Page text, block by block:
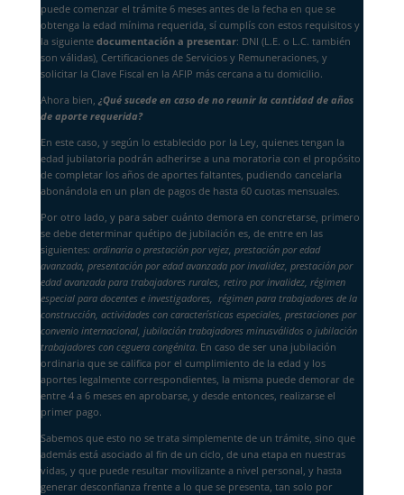
puede comenzar el trámite 6 meses antes de la fecha en que se
obtenga la edad mínima requerida, sí cumplís con estos requisitos y
la siguiente documentación a presentar: DNI (L.E. o L.C. también
son válidas), Certificaciones de Servicios y Remuneraciones, y
solicitar la Clave Fiscal en la AFIP más cercana a tu domicilio.
Ahora bien, ¿Qué sucede en caso de no reunir la cantidad de años
de aporte requerida?
En este caso, y según lo establecido por la Ley, quienes tengan la
edad jubilatoria podrán adherirse a una moratoria con el propósito
de completar los años de aportes faltantes, pudiendo cancelarla
abonándola en un plan de pagos de hasta 60 cuotas mensuales.
Por otro lado, y para saber cuánto demora en concretarse, primero
se debe determinar quétipo de jubilación es, de entre en las
siguientes: ordinaria o prestación por vejez, prestación por edad
avanzada, presentación por edad avanzada por invalidez, prestación por
edad avanzada para trabajadores rurales, retiro por invalidez, régimen
especial para docentes e investigadores, régimen para trabajadores de la
construcción, actividades con características especiales, prestaciones por
convenio internacional, jubilación trabajadores minusválidos o jubilación
trabajadores con ceguera congénita. En caso de ser una jubilación
ordinaria que se califica por el cumplimiento de la edad y los
aportes legalmente correspondientes, la misma puede demorar de
entre 4 a 6 meses en aprobarse, y desde entonces, realizarse el
primer pago.
Sabemos que esto no se trata simplemente de un trámite, sino que
además está asociado al fin de un ciclo, de una etapa en nuestras
vidas, y que puede resultar movilizante a nivel personal, y hasta
generar desconfianza frente a lo que se presenta, tan solo por